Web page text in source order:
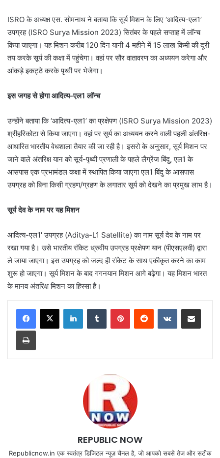
ISRO के अध्यक्ष एस. सोमनाथ ने बताया कि सूर्य मिशन के लिए ‘आदित्य-एल1’
उपग्रह (ISRO Surya Mission 2023) सितंबर के पहले सप्ताह में लॉन्च
किया जाएगा। यह मिशन करीब 120 दिन यानी 4 महीने में 15 लाख किमी की दूरी
तय करके सूर्य की कक्षा में पहुंचेगा। वहां पर सौर वातावरण का अध्ययन करेगा और
आंकड़े इकट्ठे करके पृथ्वी पर भेजेगा।
इस जगह से होगा आदित्य-एल1 लॉन्च
उन्होंने बताया कि ‘आदित्य-एल1’ का प्रक्षेपण (ISRO Surya Mission 2023)
श्रीहरिकोटा से किया जाएगा। वहां पर सूर्य का अध्ययन करने वाली पहली अंतरिक्ष-
आधारित भारतीय वेधशाला तैयार की जा रही है। इसरो के अनुसार, सूर्य मिशन पर
जाने वाले अंतरिक्ष यान को सूर्य-पृथ्वी प्रणाली के पहले लैग्रेंज बिंदु, एल1 के
आसपास एक प्रभामंडल कक्षा में स्थापित किया जाएगा एल1 बिंदु के आसपास
उपग्रह को बिना किसी ग्रहण/ग्रहण के लगातार सूर्य को देखने का प्रमुख लाभ है।
सूर्य देव के नाम पर यह मिशन
आदित्य-एल1′ उपग्रह (Aditya-L1 Satellite) का नाम सूर्य देव के नाम पर
रखा गया है। उसे भारतीय रॉकेट ध्रुवीय उपग्रह प्रक्षेपण यान (पीएसएलवी) द्वारा
ले जाया जाएगा। इस उपग्रह को जल्द ही रॉकेट के साथ एकीकृत करने का काम
शुरू हो जाएगा। सूर्य मिशन के बाद गगनयान मिशन आगे बढ़ेगा। यह मिशन भारत
के मानव अंतरिक्ष मिशन का हिस्सा है।
LinkedInTumblr PinterestReddit VKontakteShare via Email
Print
REPUBLIC NOW
Republicnow.in एक स्वतंत्र डिजिटल न्यूज़ चैनल है, जो आपको सबसे तेज और सटीक